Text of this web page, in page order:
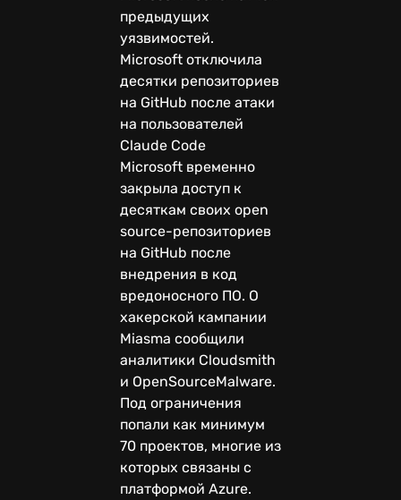
предыдущих
уязвимостей.
Microsoft отключила
десятки репозиториев
на GitHub после атаки
на пользователей
Claude Code
Microsoft временно
закрыла доступ к
десяткам своих open
source-репозиториев
на GitHub после
внедрения в код
вредоносного ПО. О
хакерской кампании
Miasma сообщили
аналитики Cloudsmith
и OpenSourceMalware.
Под ограничения
попали как минимум
70 проектов, многие из
которых связаны с
платформой Azure.